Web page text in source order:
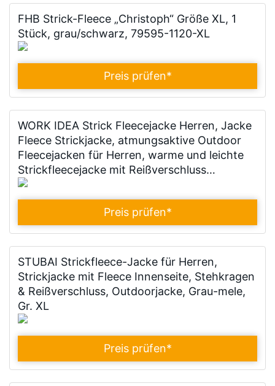
FHB Strick-Fleece „Christoph“ Größe XL, 1
Stück, grau/schwarz, 79595-1120-XL
Preis prüfen*
WORK IDEA Strick Fleecejacke Herren, Jacke
Fleece Strickjacke, atmungsaktive Outdoor
Fleecejacken für Herren, warme und leichte
Strickfleecejacke mit Reißverschluss…
Preis prüfen*
STUBAI Strickfleece-Jacke für Herren,
Strickjacke mit Fleece Innenseite, Stehkragen
& Reißverschluss, Outdoorjacke, Grau-mele,
Gr. XL
Preis prüfen*